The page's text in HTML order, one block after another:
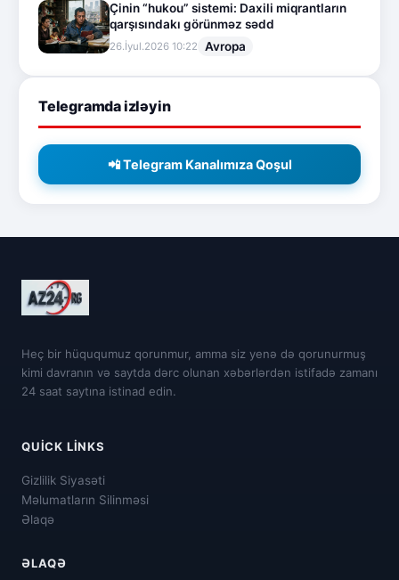
Çinin “hukou” sistemi: Daxili miqrantların
qarşısındakı görünməz sədd
26.İyul.2026 10:22 Avropa
Telegramda izləyin
📲 Telegram Kanalımıza Qoşul
Heç bir hüququmuz qorunmur, amma siz yenə də qorunurmuş
kimi davranın və saytda dərc olunan xəbərlərdən istifadə zamanı
24 saat saytına istinad edin.
QUICK LINKS
Gizlilik Siyasəti
Məlumatların Silinməsi
Əlaqə
ƏLAQƏ